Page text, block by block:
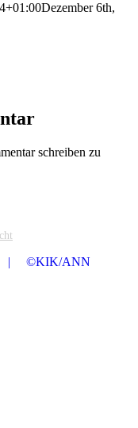
Dezember 6th,
schreiben zu
| ©KIK/ANN